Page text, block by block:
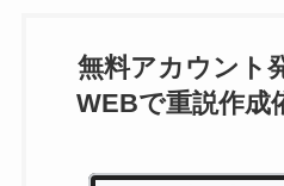
無料アカウント
WEBで重説作成